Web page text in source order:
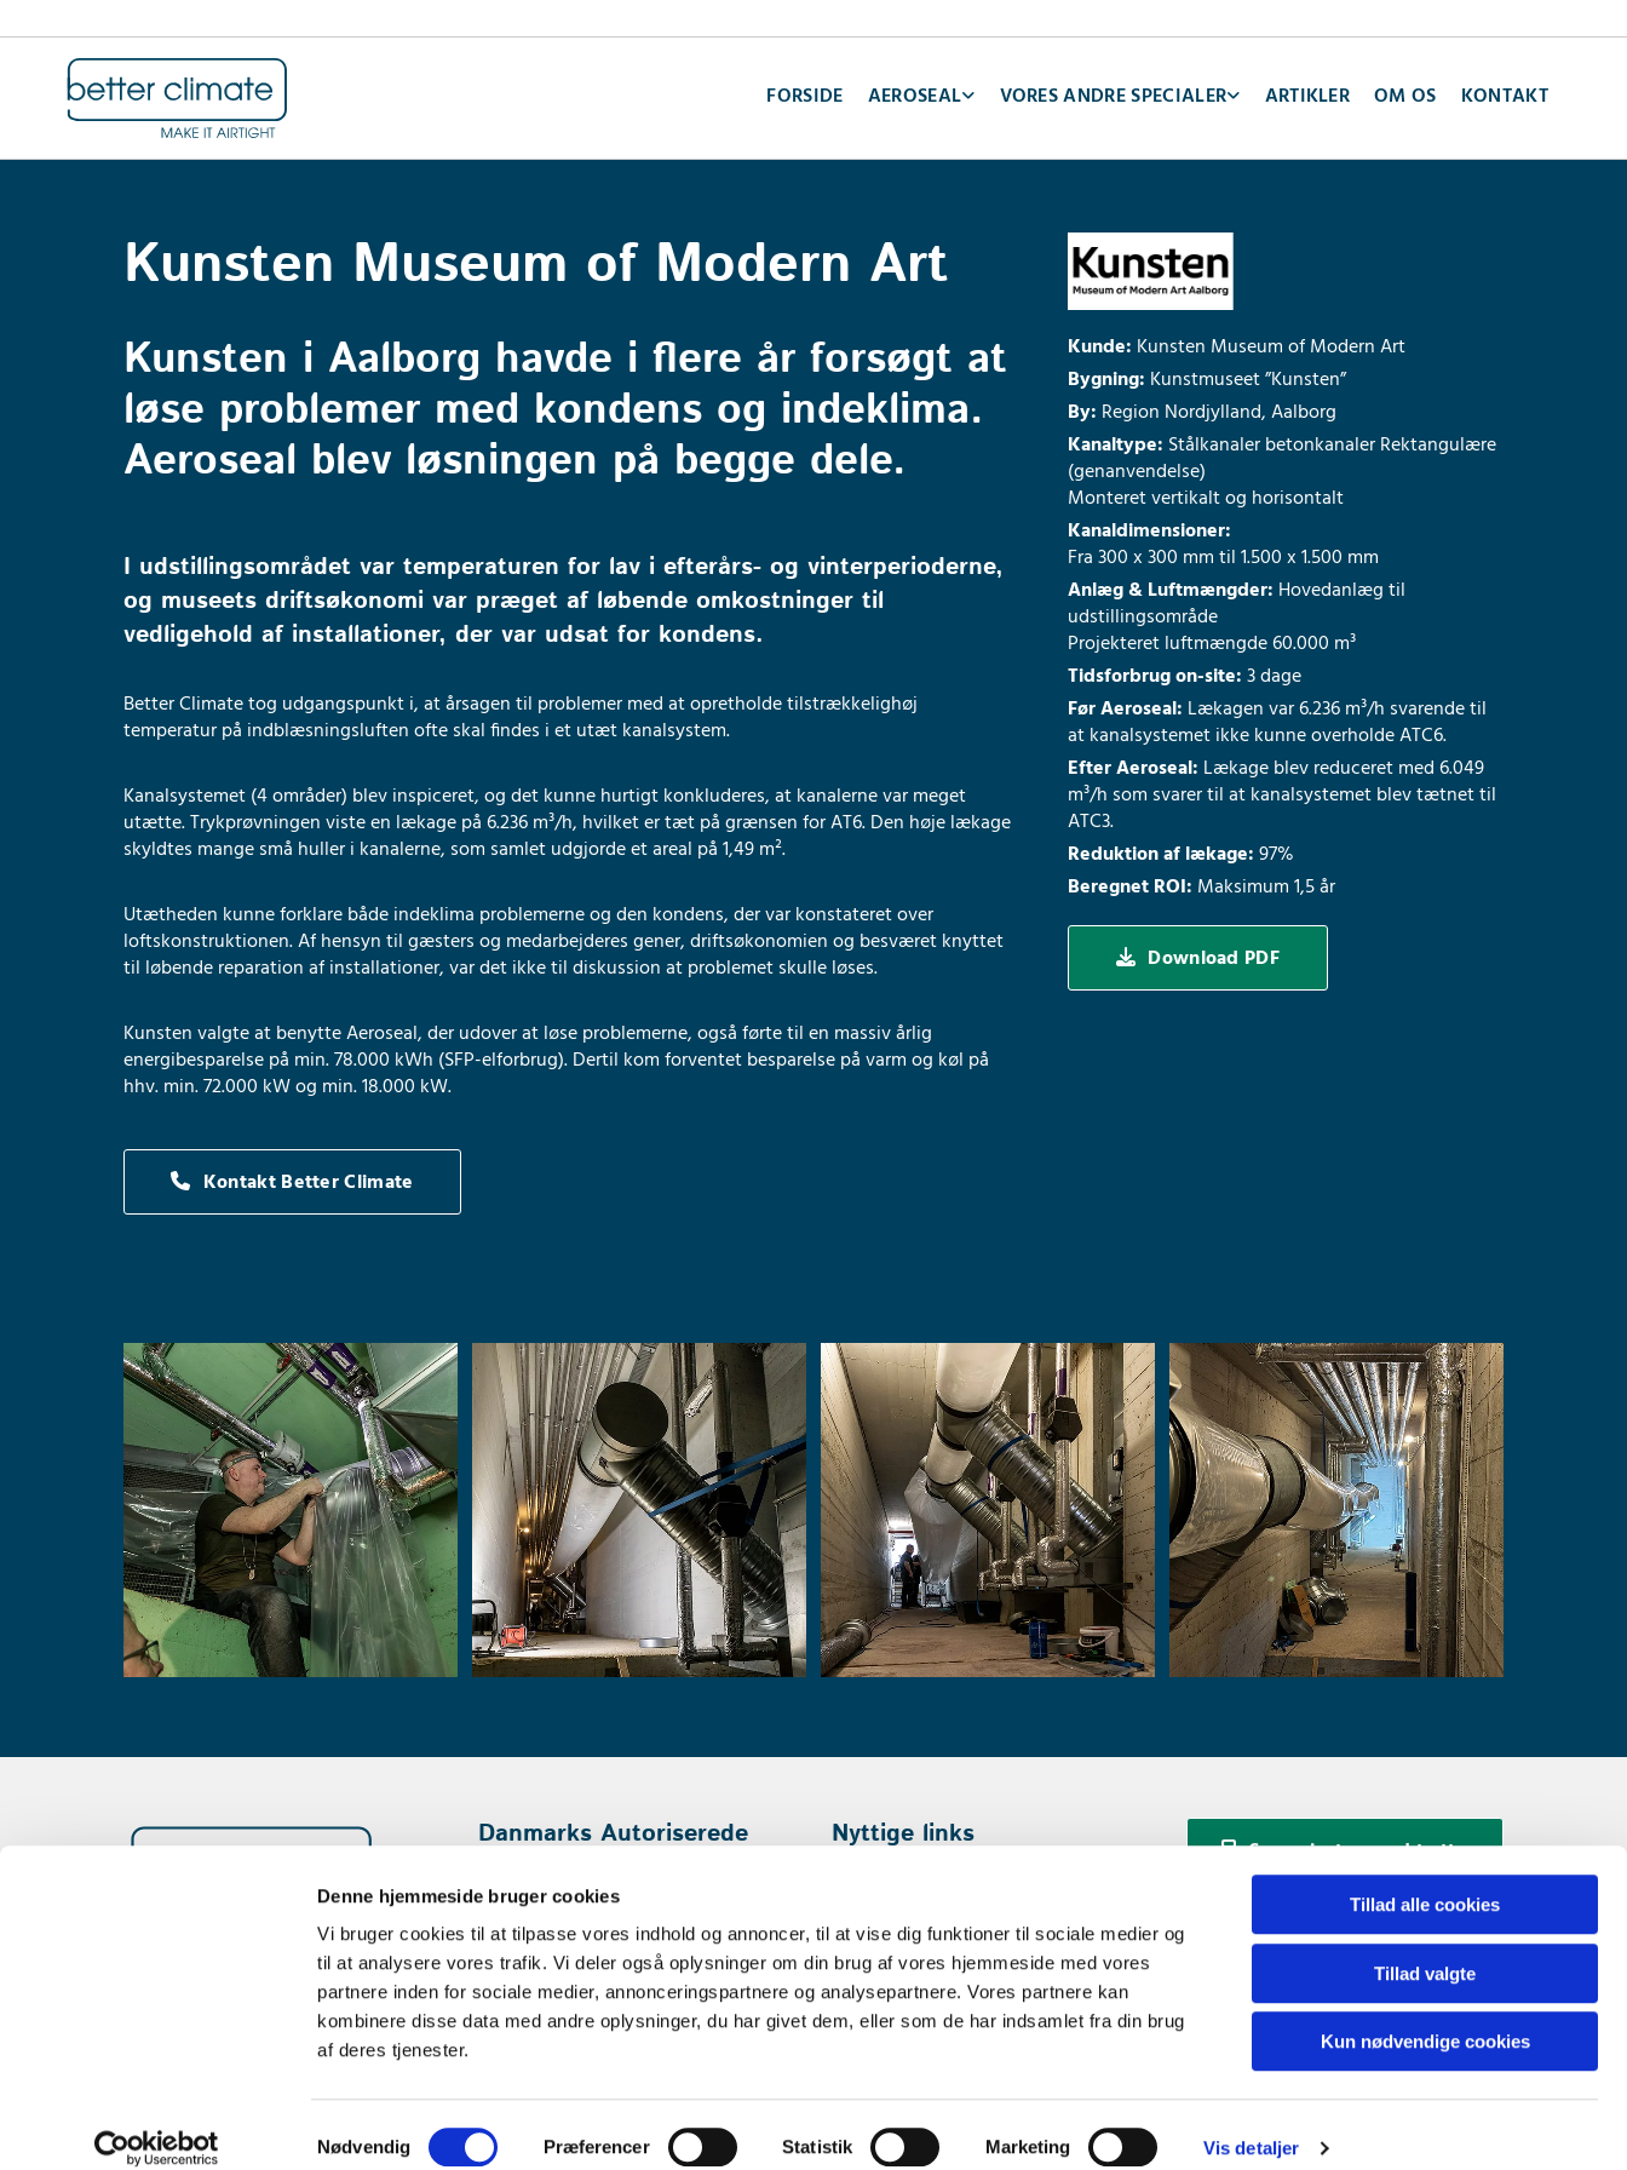
Denne hjemmeside bruger cookies
Vi bruger cookies til at tilpasse vores indhold og annoncer, til at vise dig funktioner til sociale medier og
til at analysere vores trafik. Vi deler også oplysninger om din brug af vores hjemmeside med vores
partnere inden for sociale medier, annonceringspartnere og analysepartnere. Vores partnere kan
kombinere disse data med andre oplysninger, du har givet dem, eller som de har indsamlet fra din brug
af deres tjenester.
Samtykkevalg
Nødvendig Præferencer Statistik Marketing Vis detaljer
Tillad alle cookies
Tillad valgte
Kun nødvendige cookies
FORSIDE AEROSEAL VORES ANDRE SPECIALER ARTIKLER OM OS KONTAKT
Kunsten Museum of Modern Art
Kunsten i Aalborg havde i flere år forsøgt at
løse problemer med kondens og indeklima.
Aeroseal blev løsningen på begge dele.
I udstillingsområdet var temperaturen for lav i efterårs- og vinterperioderne,
og museets driftsøkonomi var præget af løbende omkostninger til
vedligehold af installationer, der var udsat for kondens.
Better Climate tog udgangspunkt i, at årsagen til problemer med at opretholde tilstrækkelighøj
temperatur på indblæsningsluften ofte skal findes i et utæt kanalsystem.
Kanalsystemet (4 områder) blev inspiceret, og det kunne hurtigt konkluderes, at kanalerne var meget
utætte. Trykprøvningen viste en lækage på 6.236 m³/h, hvilket er tæt på grænsen for AT6. Den høje lækage
skyldtes mange små huller i kanalerne, som samlet udgjorde et areal på 1,49 m².
Utætheden kunne forklare både indeklima problemerne og den kondens, der var konstateret over
loftskonstruktionen. Af hensyn til gæsters og medarbejderes gener, driftsøkonomien og besværet knyttet
til løbende reparation af installationer, var det ikke til diskussion at problemet skulle løses.
Kunsten valgte at benytte Aeroseal, der udover at løse problemerne, også førte til en massiv årlig
energibesparelse på min. 78.000 kWh (SFP-elforbrug). Dertil kom forventet besparelse på varm og køl på
hhv. min. 72.000 kW og min. 18.000 kW.
Kontakt Better Climate
Kunde: Kunsten Museum of Modern Art
Bygning: Kunstmuseet ”Kunsten”
By: Region Nordjylland, Aalborg
Kanaltype: Stålkanaler betonkanaler Rektangulære
(genanvendelse)
Monteret vertikalt og horisontalt
Kanaldimensioner:
Fra 300 x 300 mm til 1.500 x 1.500 mm
Anlæg & Luftmængder: Hovedanlæg til
udstillingsområde
Projekteret luftmængde 60.000 m³
Tidsforbrug on-site:3 dage
Før Aeroseal: Lækagen var 6.236 m³/h svarende til
at kanalsystemet ikke kunne overholde ATC6.
Efter Aeroseal: Lækage blev reduceret med 6.049
m³/h som svarer til at kanalsystemet blev tætnet til
ATC3.
Reduktion af lækage:97%
Beregnet ROI: Maksimum 1,5 år
Download PDF
Knud Bro Allé 7C, 3660 Stenløse
info@betterclimate.dk
Danmarks Autoriserede
Nyttige links
Privatliv og cookies
Følg på LinkedIn
Se gevinsten med tætte
kanaler
Kontakt Better Climate